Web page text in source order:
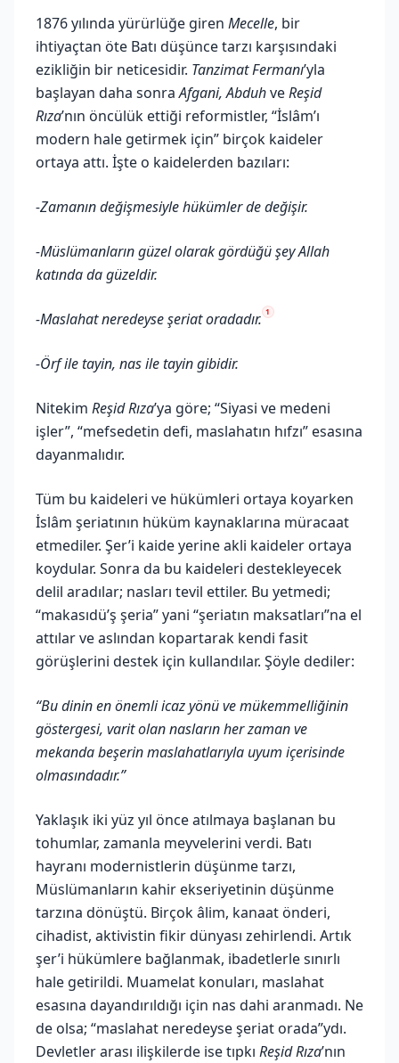
1876 yılında yürürlüğe giren Mecelle, bir
ihtiyaçtan öte Batı düşünce tarzı karşısındaki
ezikliğin bir neticesidir. Tanzimat Fermanı’yla
başlayan daha sonraAfgani, AbduhveReşid
Rıza’nın öncülük ettiği reformistler, “İslâm’ı
modern hale getirmek için” birçok kaideler
ortaya attı. İşte o kaidelerden bazıları:
-Zamanın değişmesiyle hükümler de değişir.
-Müslümanların güzel olarak gördüğü şey Allah
katında da güzeldir.
-Maslahat neredeyse şeriat oradadır. 1
-Örf ile tayin, nas ile tayin gibidir.
Nitekim Reşid Rıza’ya göre; “Siyasi ve medeni
işler”, “mefsedetin defi, maslahatın hıfzı” esasına
dayanmalıdır.
Tüm bu kaideleri ve hükümleri ortaya koyarken
İslâm şeriatının hüküm kaynaklarına müracaat
etmediler. Şer’i kaide yerine akli kaideler ortaya
koydular. Sonra da bu kaideleri destekleyecek
delil aradılar; nasları tevil ettiler. Bu yetmedi;
“makasıdü’ş şeria” yani “şeriatın maksatları”na el
attılar ve aslından kopartarak kendi fasit
görüşlerini destek için kullandılar. Şöyle dediler:
“Bu dinin en önemli icaz yönü ve mükemmelliğinin
göstergesi, varit olan nasların her zaman ve
mekanda beşerin maslahatlarıyla uyum içerisinde
olmasındadır.”
Yaklaşık iki yüz yıl önce atılmaya başlanan bu
tohumlar, zamanla meyvelerini verdi. Batı
hayranı modernistlerin düşünme tarzı,
Müslümanların kahir ekseriyetinin düşünme
tarzına dönüştü. Birçok âlim, kanaat önderi,
cihadist, aktivistin fikir dünyası zehirlendi. Artık
şer’i hükümlere bağlanmak, ibadetlerle sınırlı
hale getirildi. Muamelat konuları, maslahat
esasına dayandırıldığı için nas dahi aranmadı. Ne
de olsa; “maslahat neredeyse şeriat orada”ydı.
Devletler arası ilişkilerde ise tıpkı Reşid Rıza’nın